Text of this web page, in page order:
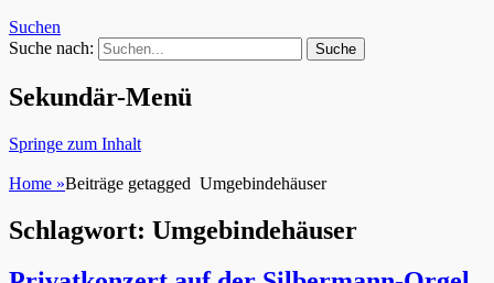
Suchen
Suche nach:
Sekundär-Menü
Springe zum Inhalt
Home »Beiträge getagged Umgebindehäuser
Schlagwort: Umgebindehäuser